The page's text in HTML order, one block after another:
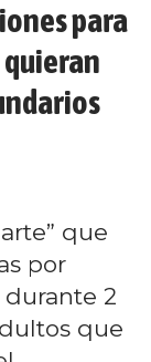
para
que
por
2
que